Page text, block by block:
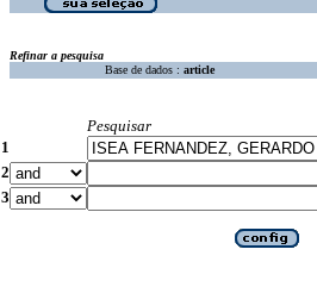
Refinar a pesquisa
Base de dados : article
Pesquisar
1
2
3